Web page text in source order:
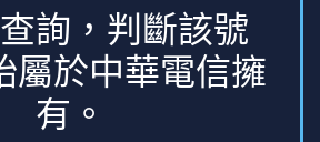
詢，判斷該號
屬於中華電信擁
有。